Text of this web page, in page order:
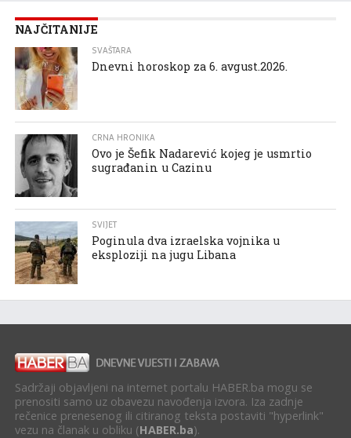
NAJČITANIJE
SVAŠTARA
Dnevni horoskop za 6. avgust.2026.
CRNA HRONIKA
Ovo je Šefik Nadarević kojeg je usmrtio
sugrađanin u Cazinu
SVIJET
Poginula dva izraelska vojnika u
eksploziji na jugu Libana
Sadržaji objavljeni na internet portalu HABER.ba mogu se
prenositi samo uz obavezu navođenja izvora. Iza zadnje
rečenice prenesenog ili citiranog teksta postaviti "hyperlink"
vezu na članak u obliku (HABER.ba).